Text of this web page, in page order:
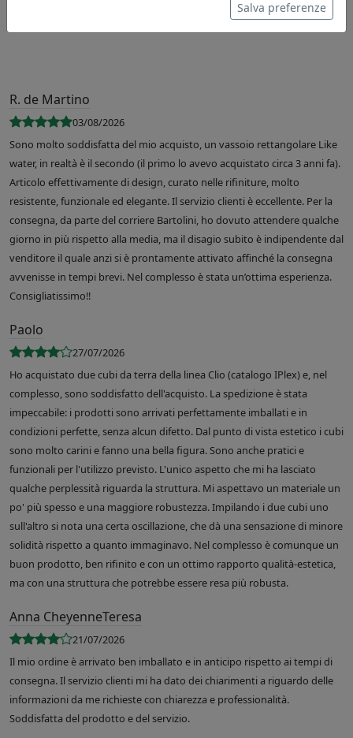
R. de Martino
03/08/2026
Sono molto soddisfatta del mio acquisto, un vassoio rettangolare Like
water, in realtà è il secondo (il primo lo avevo acquistato circa 3 anni fa).
Articolo effettivamente di design, curato nelle rifiniture, molto
resistente, funzionale ed elegante. Il servizio clienti è eccellente. Per la
consegna, da parte del corriere Bartolini, ho dovuto attendere qualche
giorno in più rispetto alla media, ma il disagio subito è indipendente dal
venditore il quale anzi si è prontamente attivato affinché la consegna
avvenisse in tempi brevi. Nel complesso è stata un’ottima esperienza.
Consigliatissimo!!
Paolo
27/07/2026
Ho acquistato due cubi da terra della linea Clio (catalogo IPlex) e, nel
complesso, sono soddisfatto dell'acquisto. La spedizione è stata
impeccabile: i prodotti sono arrivati perfettamente imballati e in
condizioni perfette, senza alcun difetto. Dal punto di vista estetico i cubi
sono molto carini e fanno una bella figura. Sono anche pratici e
funzionali per l'utilizzo previsto. L'unico aspetto che mi ha lasciato
qualche perplessità riguarda la struttura. Mi aspettavo un materiale un
po' più spesso e una maggiore robustezza. Impilando i due cubi uno
sull'altro si nota una certa oscillazione, che dà una sensazione di minore
solidità rispetto a quanto immaginavo. Nel complesso è comunque un
buon prodotto, ben rifinito e con un ottimo rapporto qualità-estetica,
ma con una struttura che potrebbe essere resa più robusta.
Anna CheyenneTeresa
21/07/2026
Il mio ordine è arrivato ben imballato e in anticipo rispetto ai tempi di
consegna. Il servizio clienti mi ha dato dei chiarimenti a riguardo delle
informazioni da me richieste con chiarezza e professionalità.
Soddisfatta del prodotto e del servizio.
Salva preferenze